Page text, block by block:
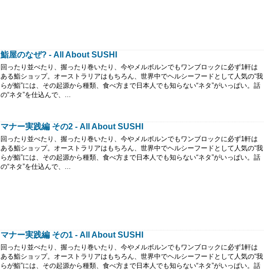
鮨屋のなぜ? - All About SUSHI
回ったり並べたり、握ったり巻いたり、今やメルボルンでもワンブロックに必ず1軒は
ある鮨ショップ。オーストラリアはもちろん、世界中でヘルシーフードとして人気の“我
らが鮨”には、その起源から種類、食べ方まで日本人でも知らない“ネタ”がいっぱい。話
の“ネタ”を仕込んで、...
マナー実践編 その2 - All About SUSHI
回ったり並べたり、握ったり巻いたり、今やメルボルンでもワンブロックに必ず1軒は
ある鮨ショップ。オーストラリアはもちろん、世界中でヘルシーフードとして人気の“我
らが鮨”には、その起源から種類、食べ方まで日本人でも知らない“ネタ”がいっぱい。話
の“ネタ”を仕込んで、...
マナー実践編 その1 - All About SUSHI
回ったり並べたり、握ったり巻いたり、今やメルボルンでもワンブロックに必ず1軒は
ある鮨ショップ。オーストラリアはもちろん、世界中でヘルシーフードとして人気の“我
らが鮨”には、その起源から種類、食べ方まで日本人でも知らない“ネタ”がいっぱい。話